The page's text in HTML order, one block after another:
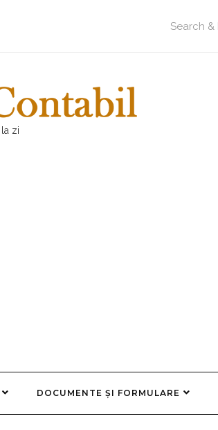
zi
DOCUMENTE ȘI FORMULARE